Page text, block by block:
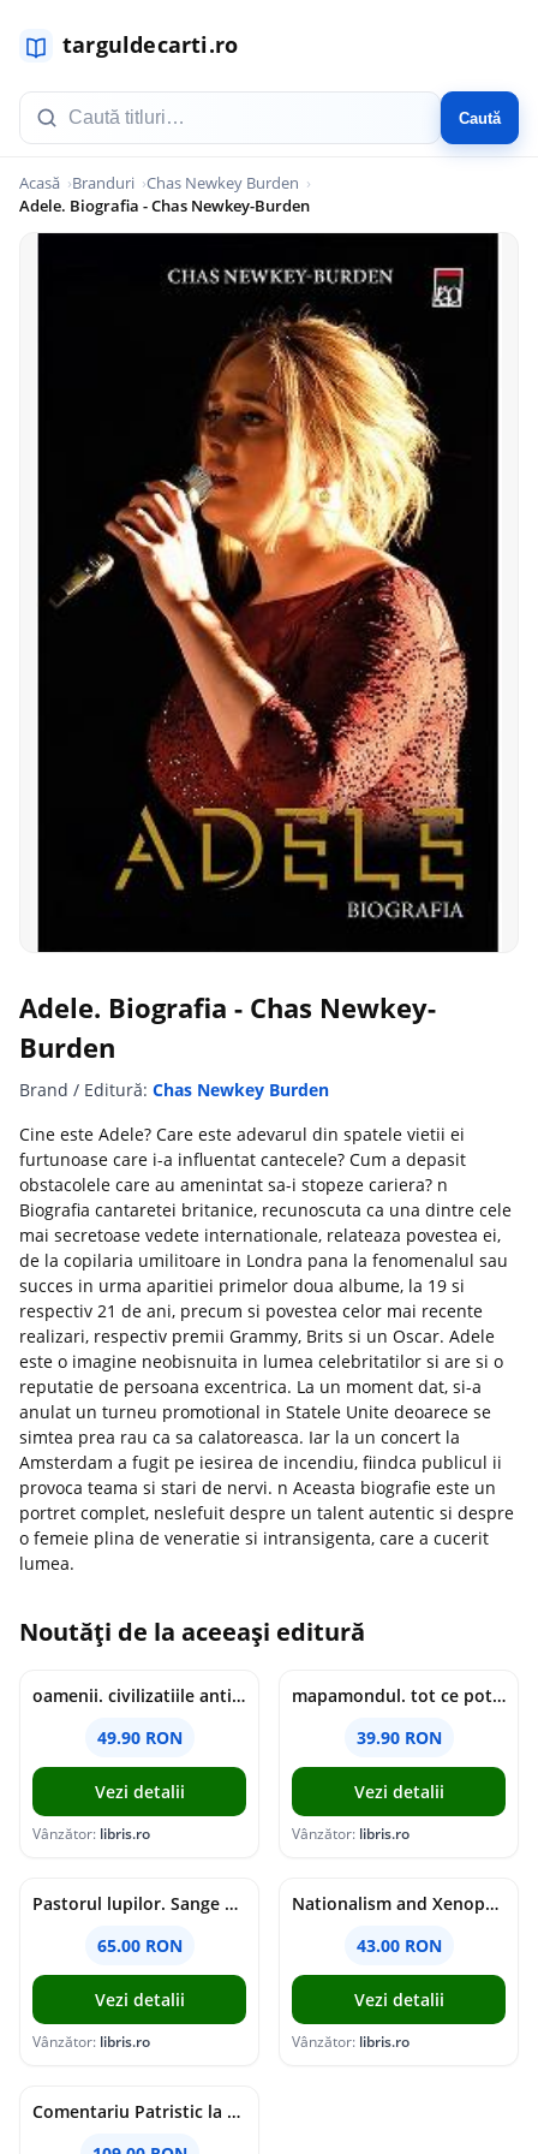
Caută
Acasă Branduri Chas Newkey Burden
Adele. Biografia - Chas Newkey-Burden
Adele. Biografia - Chas Newkey-
Burden
Brand / Editură: Chas Newkey Burden
Cine este Adele? Care este adevarul din spatele vietii ei
furtunoase care i-a influentat cantecele? Cum a depasit
obstacolele care au amenintat sa-i stopeze cariera? n
Biografia cantaretei britanice, recunoscuta ca una dintre cele
mai secretoase vedete internationale, relateaza povestea ei,
de la copilaria umilitoare in Londra pana la fenomenalul sau
succes in urma aparitiei primelor doua albume, la 19 si
respectiv 21 de ani, precum si povestea celor mai recente
realizari, respectiv premii Grammy, Brits si un Oscar. Adele
este o imagine neobisnuita in lumea celebritatilor si are si o
reputatie de persoana excentrica. La un moment dat, si-a
anulat un turneu promotional in Statele Unite deoarece se
simtea prea rau ca sa calatoreasca. Iar la un concert la
Amsterdam a fugit pe iesirea de incendiu, fiindca publicul ii
provoca teama si stari de nervi. n Aceasta biografie este un
portret complet, neslefuit despre un talent autentic si despre
o femeie plina de veneratie si intransigenta, care a cucerit
lumea.
Noutăți de la aceeași editură
oamenii. civilizatiile antice si lucrurile uluitoare pe care le-au creat - jonny marx, charlie davis
49.90 RON
Vezi detalii
Vânzător: libris.ro
mapamondul. tot ce poti invata dintr-o harta - raquel martin
39.90 RON
Vezi detalii
Vânzător: libris.ro
Pastorul lupilor. Sange de varcolac - Larisa Toader
65.00 RON
Vezi detalii
Vânzător: libris.ro
Nationalism and Xenophobia in Post-Soviet Russia - Ioana Madalina Miron
43.00 RON
Vezi detalii
Vânzător: libris.ro
Comentariu Patristic la Scriptura. Vechiul Testament II. Geneza, 12-50 - George Claudiu Tutu, Mark Sheridan, Alexander Baumgarten, Thomas C. Oden